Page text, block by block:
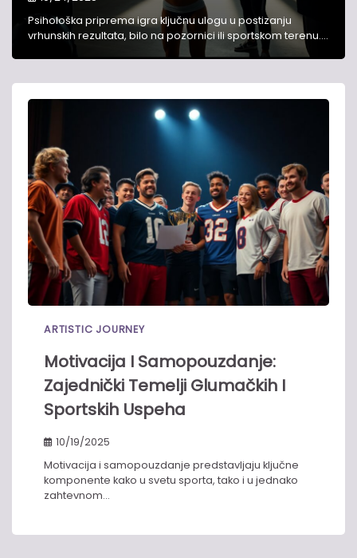
Psihološka priprema igra ključnu ulogu u postizanju
vrhunskih rezultata, bilo na pozornici ili sportskom terenu.…
ARTISTIC JOURNEY
Motivacija I Samopouzdanje:
Zajednički Temelji Glumačkih I
Sportskih Uspeha
10/19/2025
Motivacija i samopouzdanje predstavljaju ključne
komponente kako u svetu sporta, tako i u jednako
zahtevnom…